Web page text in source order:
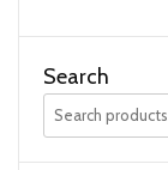
Search